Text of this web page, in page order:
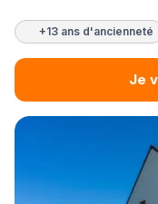
+13 ans d'ancienneté
Je